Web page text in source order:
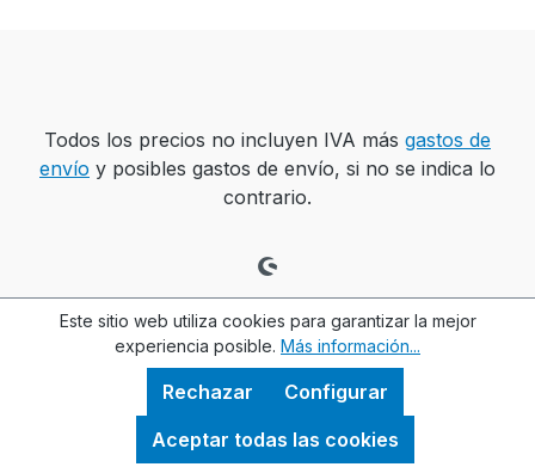
Todos los precios no incluyen IVA más gastos de
envío y posibles gastos de envío, si no se indica lo
contrario.
Este sitio web utiliza cookies para garantizar la mejor
experiencia posible. Más información...
Rechazar
Configurar
Aceptar todas las cookies